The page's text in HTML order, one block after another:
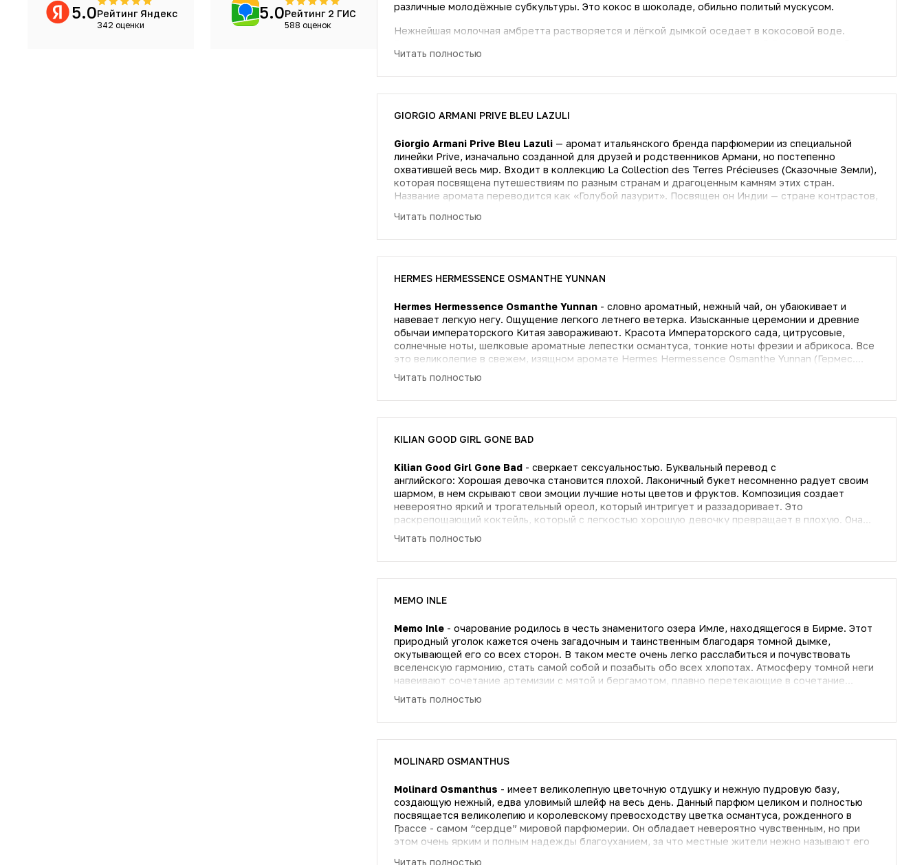
5.0Рейтинг Яндекс
342 оценки
5.0Рейтинг 2 ГИС
588 оценок
различные молодёжные субкультуры. Это кокос в шоколаде, обильно политый мускусом.
Нежнейшая молочная амбретта растворяется и лёгкой дымкой оседает в кокосовой воде.
характер. Чувства обостряются, и воздух наполняется запахами свежесваренного густого какао
Velvet Haze – это аромат отпуска, жаркого лета и романтических свиданий в уютной беседке
Читать полностью
GIORGIO ARMANI PRIVE BLEU LAZULI
Giorgio Armani Prive Bleu Lazuli — аромат итальянского бренда парфюмерии из специальной
линейки Prive, изначально созданной для друзей и родственников Армани, но постепенно
охватившей весь мир. Входит в коллекцию La Collection des Terres Précieuses (Сказочные Земли),
которая посвящена путешествиям по разным странам и драгоценным камням этих стран.
Название аромата переводится как «Голубой лазурит». Посвящен он Индии — стране контрастов,
и силу. Это цвет моря и самой жизни.
абрикосовым ароматом смягчают тягучую дымность табака, он постепенно растворяется и
индийских пряностей.
Armani Prive Bleu Lazuli — это восточный пряный аромат для мужчин и женщин, который обращает
на себя внимание и заставляет обернуться. Идеален осенью и зимой, когда хочется душевности и
тепла. Сложный и самобытный, поначалу кажется громким и ярким, но, усаживаясь на коже,
становится необычным и стильным аксессуаром, его хочется вдыхать и наслаждаться.
Почувствуйте его магическую силу!
Читать полностью
HERMES HERMESSENCE OSMANTHE YUNNAN
Hermes Hermessence Osmanthe Yunnan - словно ароматный, нежный чай, он убаюкивает и
навевает легкую негу. Ощущение легкого летнего ветерка. Изысканные церемонии и древние
обычаи императорского Китая завораживают. Красота Императорского сада, цитрусовые,
солнечные ноты, шелковые ароматные лепестки османтуса, тонкие ноты фрезии и абрикоса. Все
это великолепие в свежем, изящном аромате Hermes Hermessence Osmanthe Yunnan (Гермес.
Гермессенс. Османтус. Юньнань). Цветочно-фруктовый парфюм выпущен в 2005 году, относится к
парфюмерии унисекс. Завораживающая коллекция ароматов содержит экзотические аккорды и
необычные сочетания компонентов. Верхние нотки Hermessence Osmanthe Yunnan: чай и
Читать полностью
KILIAN GOOD GIRL GONE BAD
Kilian Good Girl Gone Bad - сверкает сексуальностью. Буквальный перевод с
английского: Хорошая девочка становится плохой. Лаконичный букет несомненно радует своим
шармом, в нем скрывают свои эмоции лучшие ноты цветов и фруктов. Композиция создает
невероятно яркий и трогательный ореол, который интригует и раззадоривает. Это
раскрепощающий коктейль, который с легкостью хорошую девочку превращает в плохую. Она
начинает желать удивительных интимных приключений, страсти и эмоциональности.
Читать полностью
MEMO INLE
Memo Inle - очарование родилось в честь знаменитого озера Имле, находящегося в Бирме. Этот
природный уголок кажется очень загадочным и таинственным благодаря томной дымке,
окутывающей его со всех сторон. В таком месте очень легко расслабиться и почувствовать
вселенскую гармонию, стать самой собой и позабыть обо всех хлопотах. Атмосферу томной неги
навеивают сочетание артемизии с мятой и бергамотом, плавно перетекающие в сочетание
османтуса с чаем мате. Именно вокруг этих двух натуральных и редко используемых в
парфюмерии компонентов и будет разворачиваться основное действие, которое счастливая
обладательница аромата почувствует в виде магнетических флюидов. Ни с чем не сравнимое
идеальным спутником для страстных и женственных представительниц прекрасного пола,
Читать полностью
MOLINARD OSMANTHUS
Molinard Osmanthus - имеет великолепную цветочную отдушку и нежную пудровую базу,
создающую нежный, едва уловимый шлейф на весь день. Данный парфюм целиком и полностью
посвящается великолепию и королевскому превосходству цветка османтуса, рожденного в
Грассе - самом “сердце” мировой парфюмерии. Он обладает невероятно чувственным, но при
этом очень ярким и полным надежды благоуханием, за что местные жители нежно называют его
Читать полностью